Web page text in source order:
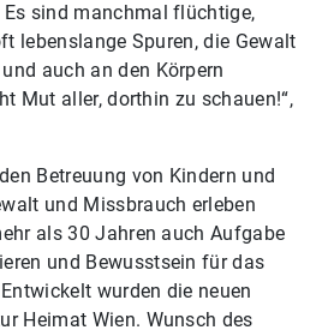
sind manchmal flüchtige,
lebenslange Spuren, die Gewalt
auch an den Körpern
Mut aller, dorthin zu schauen!“,
Betreuung von Kindern und
und Missbrauch erleben
als 30 Jahren auch Aufgabe
und Bewusstsein für das
wurden die neuen
Heimat Wien. Wunsch des